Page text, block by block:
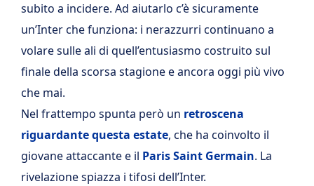
subito a incidere. Ad aiutarlo c’è sicuramente
un’Inter che funziona: i nerazzurri continuano a
volare sulle ali di quell’entusiasmo costruito sul
finale della scorsa stagione e ancora oggi più vivo
che mai.
Nel frattempo spunta però un retroscena
riguardante questa estate, che ha coinvolto il
giovane attaccante e il Paris Saint Germain. La
rivelazione spiazza i tifosi dell’Inter.